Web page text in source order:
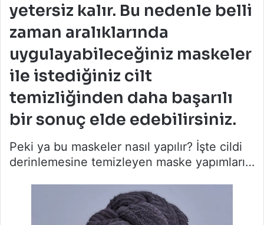
yetersiz kalır. Bu nedenle belli
zaman aralıklarında
uygulayabileceğiniz maskeler
ile istediğiniz cilt
temizliğinden daha başarılı
bir sonuç elde edebilirsiniz.
Peki ya bu maskeler nasıl yapılır? İşte cildi
derinlemesine temizleyen maske yapımları…